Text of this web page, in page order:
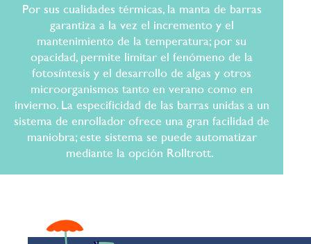
Por sus cualidades térmicas, la manta de barras
garantiza a la vez el incremento y el
mantenimiento de la temperatura; por su
opacidad, permite limitar el fenómeno de la
fotosíntesis y el desarrollo de algas y otros
microorganismos tanto en verano como en
invierno. La especificidad de las barras unidas a un
sistema de enrollador ofrece una gran facilidad de
maniobra; este sistema se puede automatizar
mediante la opción Rolltrott.